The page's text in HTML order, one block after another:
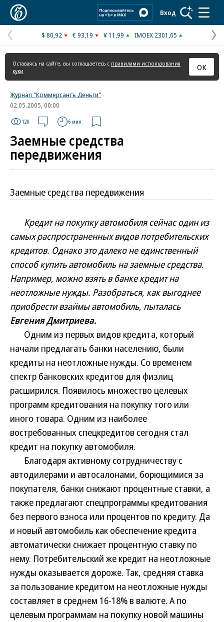
Вход
Предыдущая
страница
$ 80,92 € 93,19 ¥ 11,99 IMOEX 2301,65
Оставаясь на сайте, вы соглашаетесь с правилами использования
куки
ОК
Журнал "Коммерсантъ Деньги"
02.05.2005, 00:00
120 6 мин.
Заемные средства
передвижения
Заемные средства передвижения
Кредит на покупку автомобиля сейчас один из
самых распространенных видов потребительских
кредитов. Однако это далеко не единственный
способ купить автомобиль на заемные средства.
Например, можно взять в банке кредит на
неотложные нужды. Разобраться, как выгоднее
приобрести взаймы автомобиль, пыталась
Евгения Дмитриева.
Одним из первых видов кредита, который
начали предлагать банки населению, были
кредиты на неотложные нужды. Со временем
спектр банковских кредитов для физлиц
расширился. Появилось множество целевых
программ кредитования на покупку того или
иного товара. Одним из наиболее
востребованных спецкредитов сегодня стал
кредит на покупку автомобиля.
Благодаря активному сотрудничеству с
автодилерами и автосалонами, борющимися за
покупателя, банки снижают процентные ставки, а
также предлагают спецпрограммы кредитования
без первого взноса или процентов по кредиту. Да
и новый автомобиль как обеспечение кредита
автоматически снижает процентную ставку по
нему. Потребительский же кредит на неотложные
нужды оказывается дороже. Так, средняя ставка
за пользование кредитом на неотложные нужды
составляет в среднем 16-18% в валюте. А по
целевым программам на покупку новой машины